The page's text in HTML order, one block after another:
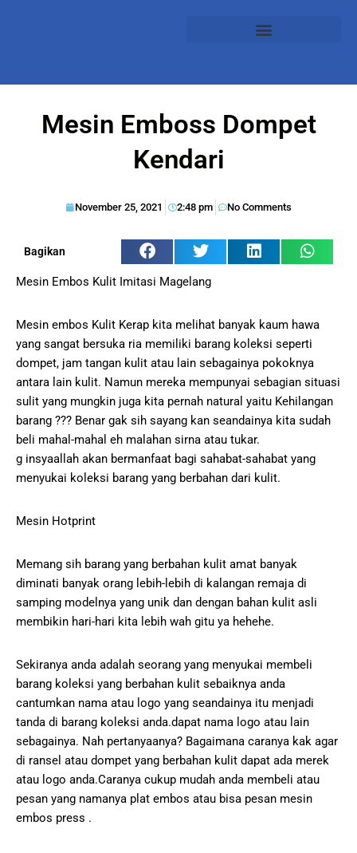
Mesin Emboss Dompet
Kendari
November 25, 2021 2:48 pm No Comments
Bagikan
Mesin Embos Kulit Imitasi Magelang
Mesin embos Kulit Kerap kita melihat banyak kaum hawa
yang sangat bersuka ria memiliki barang koleksi seperti
dompet, jam tangan kulit atau lain sebagainya pokoknya
antara lain kulit. Namun mereka mempunyai sebagian situasi
sulit yang mungkin juga kita pernah natural yaitu Kehilangan
barang ??? Benar gak sih sayang kan seandainya kita sudah
beli mahal-mahal eh malahan sirna atau tukar.
g insyaallah akan bermanfaat bagi sahabat-sahabat yang
menyukai koleksi barang yang berbahan dari kulit.
Mesin Hotprint
Memang sih barang yang berbahan kulit amat banyak
diminati banyak orang lebih-lebih di kalangan remaja di
samping modelnya yang unik dan dengan bahan kulit asli
membikin hari-hari kita lebih wah gitu ya hehehe.
Sekiranya anda adalah seorang yang menyukai membeli
barang koleksi yang berbahan kulit sebaiknya anda
cantumkan nama atau logo yang seandainya itu menjadi
tanda di barang koleksi anda.dapat nama logo atau lain
sebagainya. Nah pertanyaanya? Bagaimana caranya kak agar
di ransel atau dompet yang berbahan kulit dapat ada merek
atau logo anda.Caranya cukup mudah anda membeli atau
pesan yang namanya plat embos atau bisa pesan mesin
embos press .